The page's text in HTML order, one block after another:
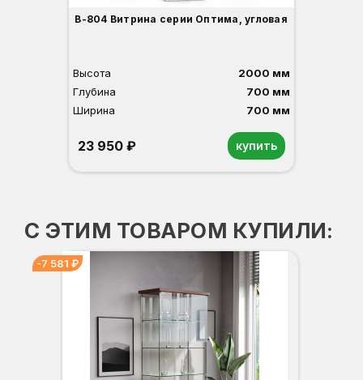
В-804 Витрина серии Оптима, угловая
Высота
2000 мм
Глубина
700 мм
Ширина
700 мм
23 950 ₽ купить
С ЭТИМ ТОВАРОМ КУПИЛИ:
-7 581 ₽